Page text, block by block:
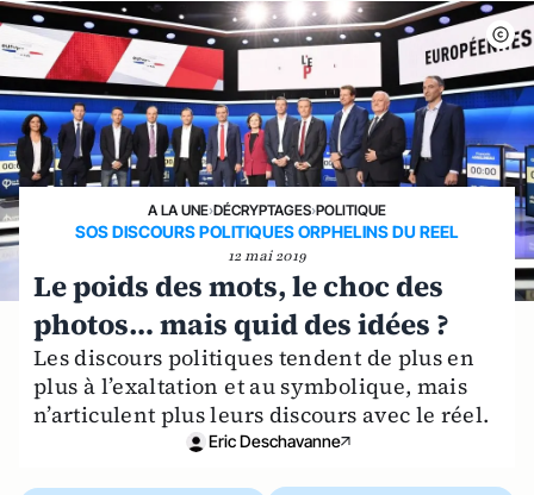
A LA UNE›DÉCRYPTAGES›POLITIQUE
SOS DISCOURS POLITIQUES ORPHELINS DU REEL
12 mai 2019
Le poids des mots, le choc des
photos… mais quid des idées ?
Les discours politiques tendent de plus en
plus à l’exaltation et au symbolique, mais
n’articulent plus leurs discours avec le réel.
Eric Deschavanne